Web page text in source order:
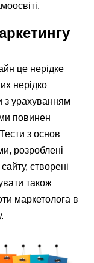
це нерідке
нерідко
з урахуванням
повинен
з основ
розроблені
створені
також
маркетолога в